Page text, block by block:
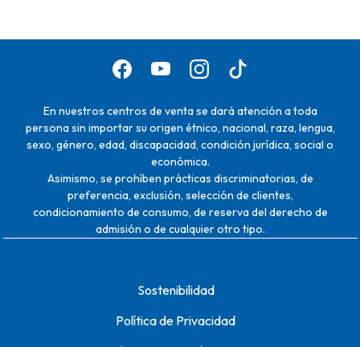
En nuestros centros de venta se dará atención a toda
persona sin importar su origen étnico, nacional, raza, lengua,
sexo, género, edad, discapacidad, condición jurídica, social o
económica.
Asimismo, se prohíben prácticas discriminatorias, de
preferencia, exclusión, selección de clientes,
condicionamiento de consumo, de reserva del derecho de
admisión o de cualquier otro tipo.
Sostenibilidad
Política de Privacidad